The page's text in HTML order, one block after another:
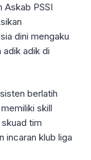
Askab PSSI
dini mengaku
adik adik di
berlatih
skill
tim
incaran klub liga